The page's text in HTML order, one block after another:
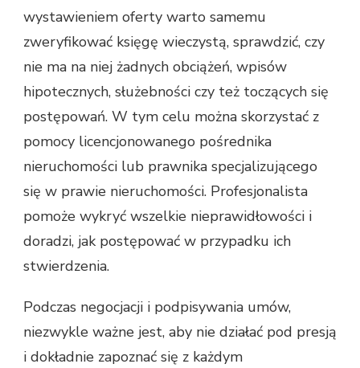
wystawieniem oferty warto samemu
zweryfikować księgę wieczystą, sprawdzić, czy
nie ma na niej żadnych obciążeń, wpisów
hipotecznych, służebności czy też toczących się
postępowań. W tym celu można skorzystać z
pomocy licencjonowanego pośrednika
nieruchomości lub prawnika specjalizującego
się w prawie nieruchomości. Profesjonalista
pomoże wykryć wszelkie nieprawidłowości i
doradzi, jak postępować w przypadku ich
stwierdzenia.
Podczas negocjacji i podpisywania umów,
niezwykle ważne jest, aby nie działać pod presją
i dokładnie zapoznać się z każdym